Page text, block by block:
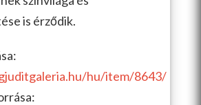
is érződik.
hu/item/8643/